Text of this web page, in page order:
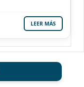
LEER MÁS